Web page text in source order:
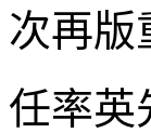
次再版
任率英